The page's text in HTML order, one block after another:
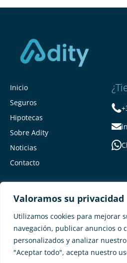
Valoramos su privacidad
Utilizamos cookies para mejorar
navegación, publicar anuncios o
personalizados y analizar
"Aceptar todo", acepta nuestro
Inicio
Seguros
Hipotecas
Sobre Adity
Noticias
Contacto
Adity Seguros –